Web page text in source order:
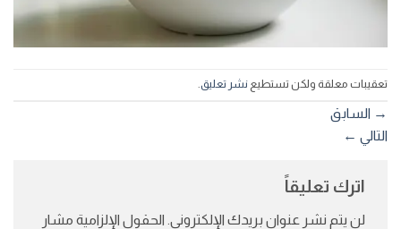
تعقيبات معلقة ولكن تستطيع نشر تعليق.
→ السابق
التالي ←
اترك تعليقاً
لن يتم نشر عنوان بريدك الإلكتروني. الحقول الإلزامية مشار